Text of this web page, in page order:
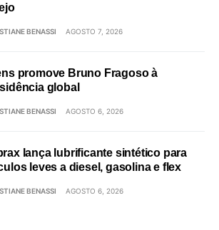
BENASSI AGOSTO 7, 2026
promove Bruno Fragoso à
global
BENASSI AGOSTO 6, 2026
lança lubrificante sintético para
leves a diesel, gasolina e flex
BENASSI AGOSTO 6, 2026